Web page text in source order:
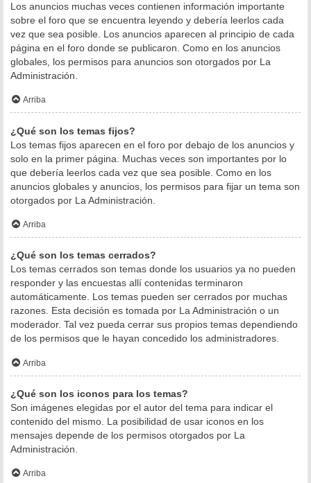
Los anuncios muchas veces contienen información importante
sobre el foro que se encuentra leyendo y debería leerlos cada
vez que sea posible. Los anuncios aparecen al principio de cada
página en el foro donde se publicaron. Como en los anuncios
globales, los permisos para anuncios son otorgados por La
Administración.
Arriba
¿Qué son los temas fijos?
Los temas fijos aparecen en el foro por debajo de los anuncios y
solo en la primer página. Muchas veces son importantes por lo
que debería leerlos cada vez que sea posible. Como en los
anuncios globales y anuncios, los permisos para fijar un tema son
otorgados por La Administración.
Arriba
¿Qué son los temas cerrados?
Los temas cerrados son temas donde los usuarios ya no pueden
responder y las encuestas allí contenidas terminaron
automáticamente. Los temas pueden ser cerrados por muchas
razones. Esta decisión es tomada por La Administración o un
moderador. Tal vez pueda cerrar sus propios temas dependiendo
de los permisos que le hayan concedido los administradores.
Arriba
¿Qué son los iconos para los temas?
Son imágenes elegidas por el autor del tema para indicar el
contenido del mismo. La posibilidad de usar iconos en los
mensajes depende de los permisos otorgados por La
Administración.
Arriba